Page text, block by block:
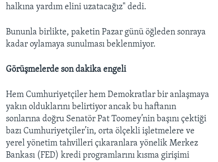
halkına yardım elini uzatacağız" dedi.
Bununla birlikte, paketin Pazar günü öğleden sonraya
kadar oylamaya sunulması beklenmiyor.
Görüşmelerde son dakika engeli
Hem Cumhuriyetçiler hem Demokratlar bir anlaşmaya
yakın olduklarını belirtiyor ancak bu haftanın
sonlarına doğru Senatör Pat Toomey’nin başını çektiği
bazı Cumhuriyetçiler’in, orta ölçekli işletmelere ve
yerel yönetim tahvilleri çıkaranlara yönelik Merkez
Bankası (FED) kredi programlarını kısma girişimi